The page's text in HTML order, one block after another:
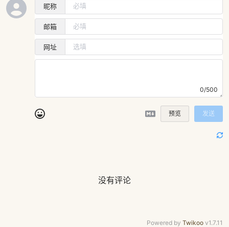
昵称
邮箱
网址
0/500
预览 发送
没有评论
Powered by Twikoo v1.7.11